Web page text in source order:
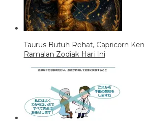
Taurus Butuh Rehat, Capricorn
Ramalan Zodiak Hari Ini